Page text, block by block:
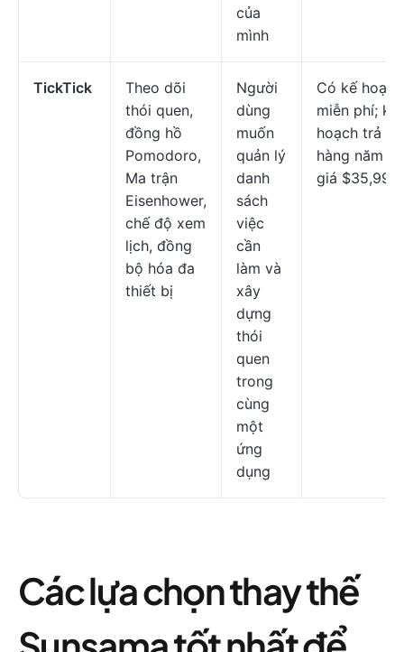
của
mình
TickTick
Theo dõi
thói quen,
đồng hồ
Pomodoro,
Ma trận
Eisenhower,
chế độ xem
lịch, đồng
bộ hóa đa
thiết bị
Người
dùng
muốn
quản lý
danh
sách
việc
cần
làm và
xây
dựng
thói
quen
trong
cùng
một
ứng
dụng
Có kế hoạch
miễn phí; kế
hoạch trả
hàng năm
giá $35,99
Các lựa chọn thay thế